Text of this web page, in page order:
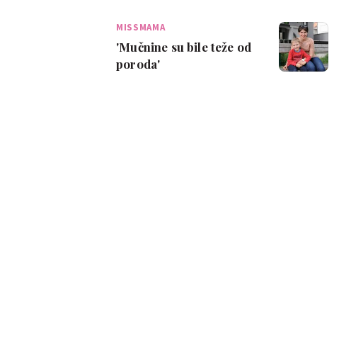
MISSMAMA
'Mučnine su bile teže od
poroda'